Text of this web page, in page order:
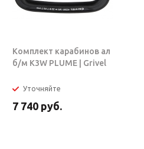
Комплект карабинов ал
б/м K3W PLUME | Grivel
Уточняйте
7 740 руб.